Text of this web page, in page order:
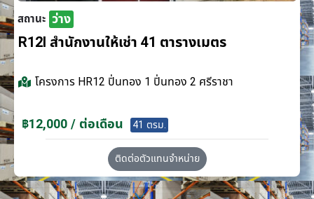
สถานะ ว่าง
R12I สำนักงานให้เช่า 41 ตารางเมตร
โครงการ HR12 ปิ่นทอง 1 ปิ่นทอง 2 ศรีราชา
฿12,000 / ต่อเดือน 41 ตรม.
ติดต่อตัวแทนจำหน่าย